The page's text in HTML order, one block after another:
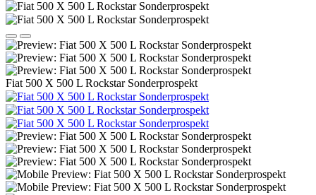
Fiat 500 X 500 L Rockstar Sonderprospekt